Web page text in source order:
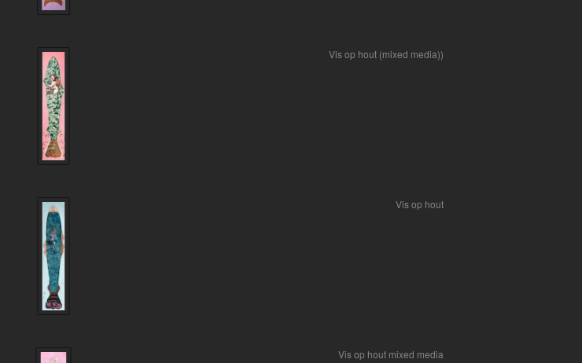
Vis op hout (mixed media))
Vis op hout
Vis op hout mixed media